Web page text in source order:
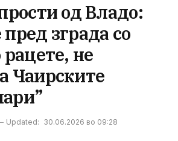
од Владо:
зграда со
рацете, не
Чаирските
Updated: 30.06.2026 во 09:28